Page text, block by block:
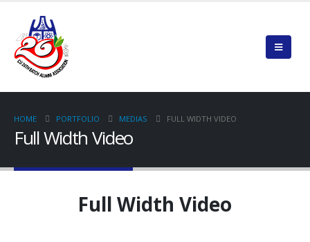
HOME PORTFOLIO MEDIAS FULL WIDTH VIDEO
Full Width Video
Full Width Video